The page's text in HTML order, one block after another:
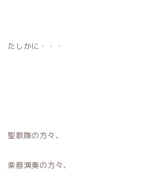
たしかに・・・
聖歌隊の方々、
楽器演奏の方々、